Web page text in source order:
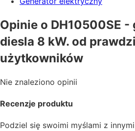
Opinie o DH10500SE -
diesla 8 kW. od
użytkowników
Nie znaleziono opinii
Recenzje produktu
Podziel się swoimi myślami z